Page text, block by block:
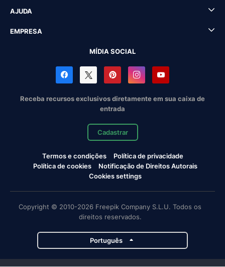
AJUDA
EMPRESA
MÍDIA SOCIAL
Receba recursos exclusivos diretamente em sua caixa de
entrada
Cadastrar
Termos e condições
Política de privacidade
Política de cookies
Notificação de Direitos Autorais
Cookies settings
Copyright © 2010-2026 Freepik Company S.L.U. Todos os
direitos reservados.
Português